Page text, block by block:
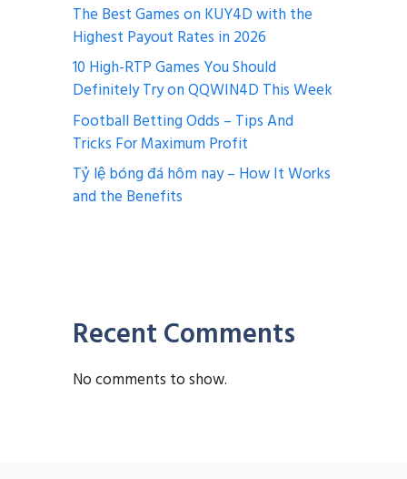
The Best Games on KUY4D with the
Highest Payout Rates in 2026
10 High-RTP Games You Should
Definitely Try on QQWIN4D This Week
Football Betting Odds – Tips And
Tricks For Maximum Profit
Tỷ lệ bóng đá hôm nay – How It Works
and the Benefits
Recent Comments
No comments to show.